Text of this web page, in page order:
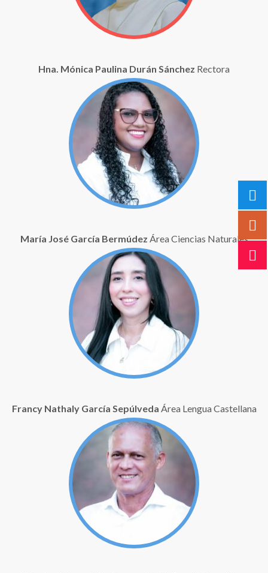
Hna. Mónica Paulina Durán Sánchez Rectora
María José García Bermúdez Área Ciencias Naturales
Francy Nathaly García Sepúlveda Área Lengua Castellana